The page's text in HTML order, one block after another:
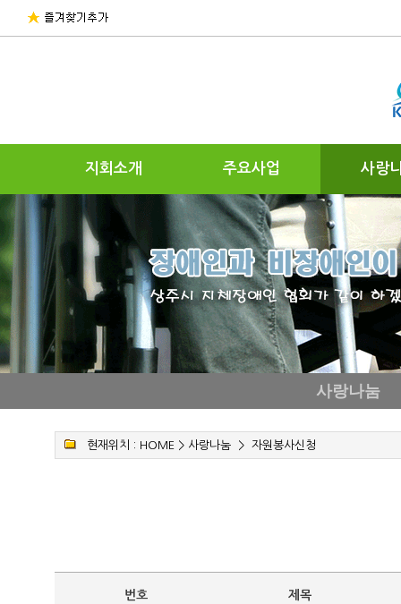
지회소개 주요사업 사랑
사랑나눔
현재위치 : HOME > 사랑나눔> 자원봉사신청
번호 제목